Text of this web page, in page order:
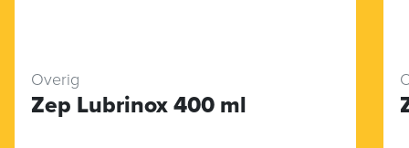
Overig
Zep Lubrinox 400 ml